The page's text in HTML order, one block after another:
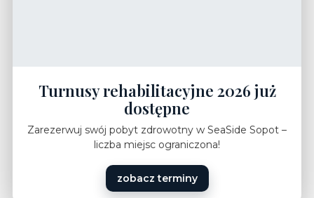
Turnusy rehabilitacyjne 2026 już
dostępne
Zarezerwuj swój pobyt zdrowotny w SeaSide Sopot –
liczba miejsc ograniczona!
zobacz terminy